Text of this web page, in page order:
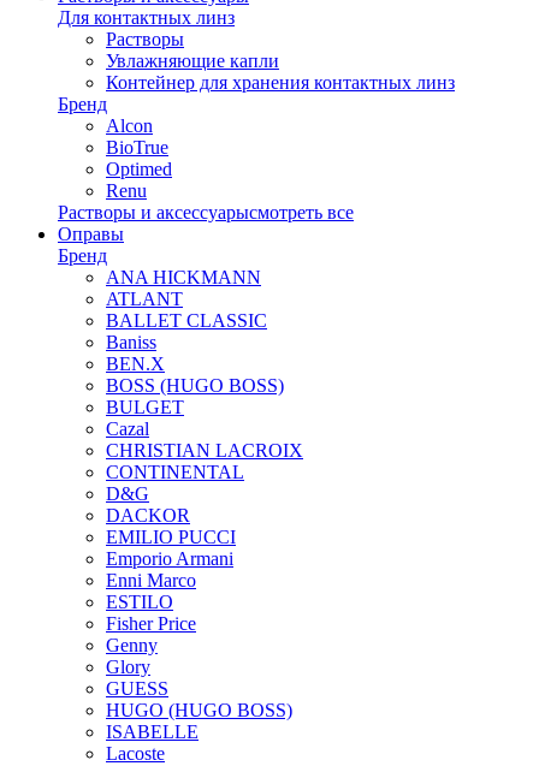
Для контактных линз
Растворы
Увлажняющие капли
Контейнер для хранения контактных линз
Бренд
Alcon
BioTrue
Optimed
Renu
Растворы и аксессуарысмотреть все
Оправы
Бренд
ANA HICKMANN
ATLANT
BALLET CLASSIC
Baniss
BEN.X
BOSS (HUGO BOSS)
BULGET
Cazal
CHRISTIAN LACROIX
CONTINENTAL
D&G
DACKOR
EMILIO PUCCI
Emporio Armani
Enni Marco
ESTILO
Fisher Price
Genny
Glory
GUESS
HUGO (HUGO BOSS)
ISABELLE
Lacoste